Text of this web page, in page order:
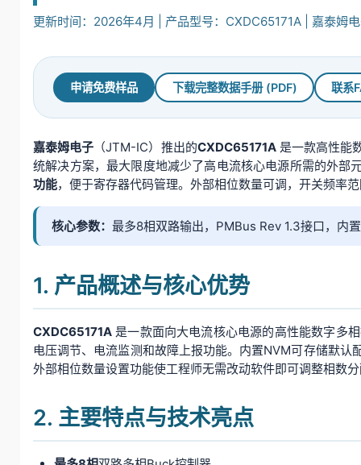
更新时间：2026年4月 | 产品型号：CXDC65171A | 嘉泰姆
申请免费样品 下载完整数据手册 (PDF) 联系
嘉泰姆电子 （JTM-IC）推出的CXDC65171A是一款高性能
统解决方案，最大限度地减少了高电流核心电源所需的外部
功能，便于寄存器代码管理。外部相位数量可调，开关频率
核心参数：最多8相双路输出，PMBus Rev 1.3接口，内
1. 产品概述与核心优势
CXDC65171A 是一款面向大电流核心电源的高性能数字多
电压调节、电流监测和故障上报功能。内置NVM可存储默
外部相位数量设置功能使工程师无需改动软件即可调整相数
2. 主要特点与技术亮点